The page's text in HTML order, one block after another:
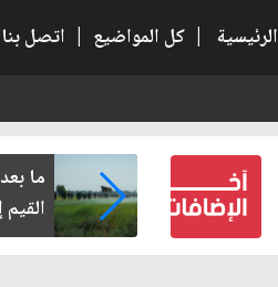
الرئيسية | كل المواضيع | اتصل بنا
من سلطة
في وعي النهضة
ما